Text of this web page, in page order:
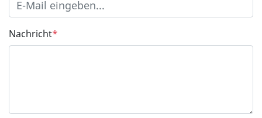
Nachricht*